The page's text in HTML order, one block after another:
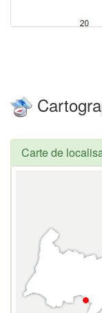
Carte de